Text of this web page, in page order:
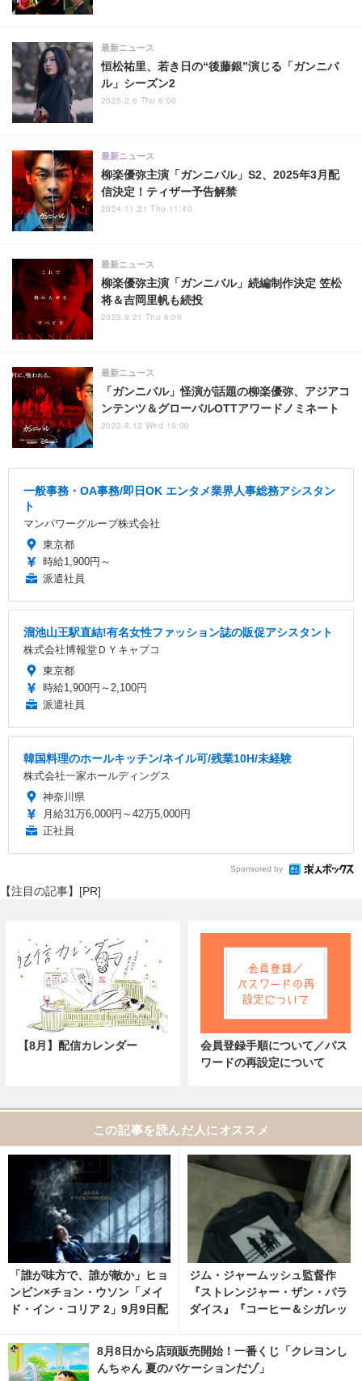
恒松祐里、若き日の“後藤銀”演じる「ガンニバ
ル」シーズン2
最新ニュース
2025.2.6 Thu 6:00
柳楽優弥主演「ガンニバル」S2、2025年3月配
信決定！ティザー予告解禁
最新ニュース
2024.11.21 Thu 11:40
柳楽優弥主演「ガンニバル」続編制作決定 笠松
将＆吉岡里帆も続投
最新ニュース
2023.9.21 Thu 6:00
「ガンニバル」怪演が話題の柳楽優弥、アジアコ
ンテンツ＆グローバルOTTアワードノミネート
最新ニュース
2023.9.13 Wed 19:00
一般事務・OA事務/即日OK エンタメ業界人事総務アシスタン
ト
マンパワーグループ株式会社
東京都
時給1,900円～
派遣社員
溜池山王駅直結!有名女性ファッション誌の販促アシスタント
株式会社博報堂ＤＹキャプコ
東京都
時給1,900円～2,100円
派遣社員
韓国料理のホールキッチン/ネイル可/残業10H/未経験
株式会社一家ホールディングス
神奈川県
月給31万6,000円～42万5,000円
正社員
Sponsored by
【注目の記事】[PR]
【8月】配信カレンダー
会員登録手順について／パス
ワードの再設定について
この記事を読んだ人にオススメ
「誰が味方で、誰が敵か」ヒョ
ンビン×チョン・ウソン「メイ
ド・イン・コリア 2」9月9日配
ジム・ジャームッシュ監督作
『ストレンジャー・ザン・パラ
ダイス』『コーヒー＆シガレッ
ャルTシャツ発売 2枚目の写
真・画像 | cinemacafe.net
8月8日から店頭販売開始！一番くじ「クレヨンし
んちゃん 夏のバケーションだゾ」